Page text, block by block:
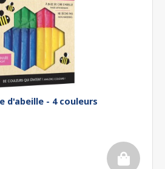
d'abeille - 4 couleurs